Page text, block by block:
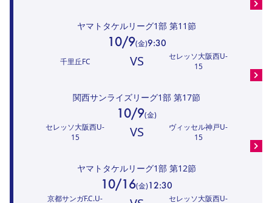
ヤマトタケルリーグ1部 第11節
10/9(金)9:30
セレッソ大阪西U-
15
VS
千里丘FC
関西サンライズリーグ1部 第17節
10/9(金)
セレッソ大阪西U-
15
VS
ヴィッセル神戸U-
15
ヤマトタケルリーグ1部 第12節
10/16(金)12:30
セレッソ大阪西U-
京都サンガF.C.U-